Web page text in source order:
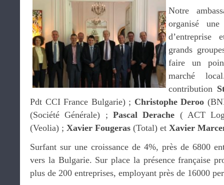
Notre
organisé
grands
faire un
marché
contribution
Pdt CCI France Bulgarie) ; Christophe Deroo
(Société Générale) ; Pascal Derache ( ACT
(Veolia) ; Xavier Fougeras (Total) et Xavier
Surfant sur une croissance de 4%, près de 6800
vers la Bulgarie. Sur place la présence française
plus de 200 entreprises, employant près de 16000